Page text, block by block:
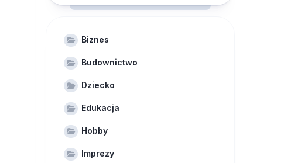
Biznes
Budownictwo
Dziecko
Edukacja
Hobby
Imprezy